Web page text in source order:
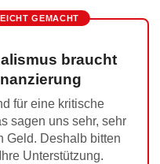
GEMACHT
braucht
für eine kritische
sagen uns sehr, sehr
Geld. Deshalb bitten
Unterstützung.